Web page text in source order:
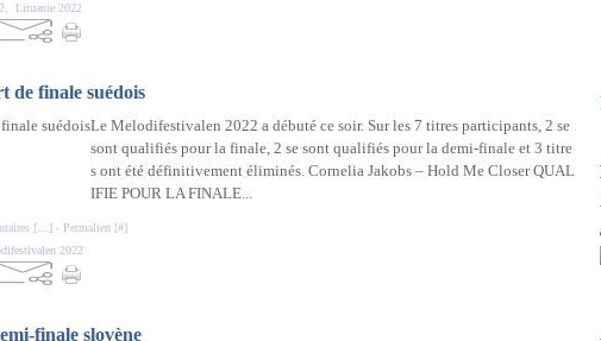
Lituanie 2022
de finale suédois
Le Melodifestivalen 2022 a débuté ce soir. Sur les 7 titres participants, 2 se
sont qualifiés pour la finale, 2 se sont qualifiés pour la demi-finale et 3 titre
s ont été définitivement éliminés. Cornelia Jakobs – Hold Me Closer QUAL
IFIE POUR LA FINALE...
[ ] - Permalien [#]
2022
finale slovène